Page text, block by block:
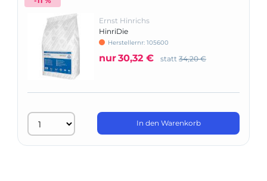
Ernst Hinrichs
HinriDie
Herstellernr: 105600
nur30,32 € statt 34,20 €
In den Warenkorb